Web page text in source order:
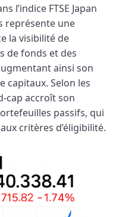
l’indice FTSE Japan
représente une
la visibilité de
de fonds et des
ainsi son
capitaux. Selon les
cap accroît son
passifs, qui
critères d’éligibilité.